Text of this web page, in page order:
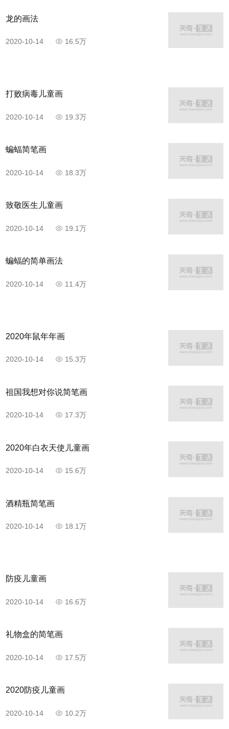
龙的画法
2020-10-14 16.5万
打败病毒儿童画
2020-10-14 19.3万
蝙蝠简笔画
2020-10-14 18.3万
致敬医生儿童画
2020-10-14 19.1万
蝙蝠的简单画法
2020-10-14 11.4万
2020年鼠年年画
2020-10-14 15.3万
祖国我想对你说简笔画
2020-10-14 17.3万
2020年白衣天使儿童画
2020-10-14 15.6万
酒精瓶简笔画
2020-10-14 18.1万
防疫儿童画
2020-10-14 16.6万
礼物盒的简笔画
2020-10-14 17.5万
2020防疫儿童画
2020-10-14 10.2万